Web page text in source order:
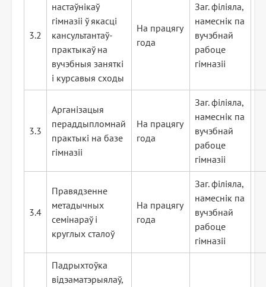
3.2
настаўнікаў
гімназіі ў якасці
кансультантаў-
практыкаў на
вучэбныя заняткі
і курсавыя сходы
На працягу
года
Заг. філіяла,
намеснік па
вучэбнай
рабоце
гімназіі
3.3
Арганізацыя
пераддыпломнай
практыкі на базе
гімназіі
На працягу
года
Заг. філіяла,
намеснік па
вучэбнай
рабоце
гімназіі
3.4
Правядзенне
метадычных
семінараў і
круглых сталоў
На працягу
года
Заг. філіяла,
намеснік па
вучэбнай
рабоце
гімназіі
Падрыхтоўка
відэаматэрыялаў,